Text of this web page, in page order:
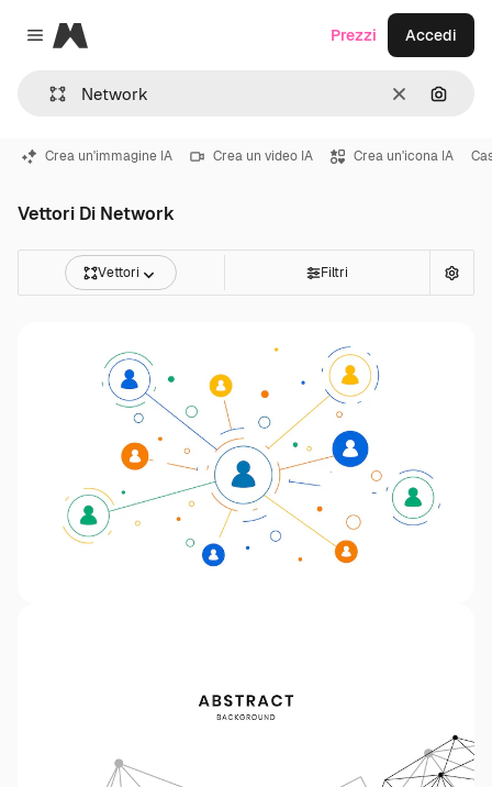
Close menu
Magnific
CancellaCerca
Prezzi Accedi
Crea un'immagine IA Crea un video IA Crea un'icona IA
Vettori Di Network
Vettori Filtri